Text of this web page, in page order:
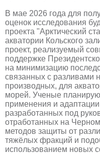
В мае 2026 года для
оценок исследования
проекта "Арктический
акватории Кольского
проект, реализуемый
поддержке
на минимизацию
связанных с разливами
производных, для
морей. Ученые
применения и
разработанных под
отработанных на
методов защиты от
тяжёлых фракций и
использованием новых